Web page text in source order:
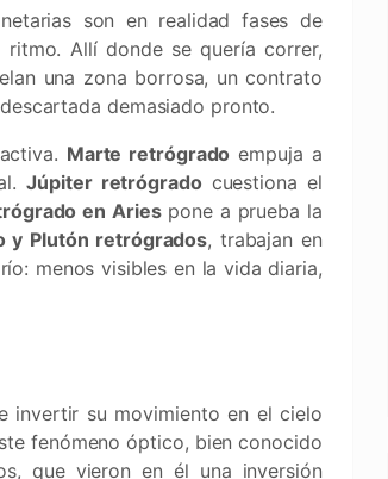
son en realidad fases de
Allí donde se quería correr,
una zona borrosa, un contrato
demasiado pronto.
Marte retrógrado empuja a
Júpiter retrógradocuestiona el
en Ariespone a prueba la
y Plutón retrógrados, trabajan en
menos visibles en la vida diaria,
invertir su movimiento en el cielo
fenómeno óptico, bien conocido
que vieron en él una inversión